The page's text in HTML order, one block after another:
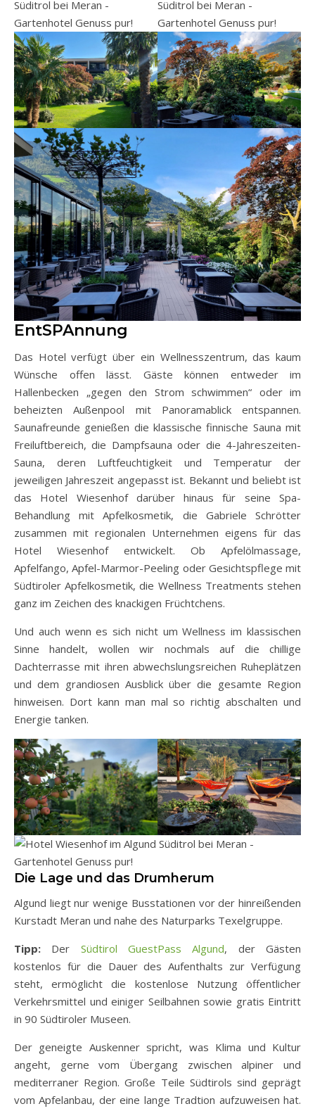
EntSPAnnung
Das Hotel verfügt über ein Wellnesszentrum, das kaum
Wünsche offen lässt. Gäste können entweder im
Hallenbecken „gegen den Strom schwimmen“ oder im
beheizten Außenpool mit Panoramablick entspannen.
Saunafreunde genießen die klassische finnische Sauna mit
Freiluftbereich, die Dampfsauna oder die 4-Jahreszeiten-
Sauna, deren Luftfeuchtigkeit und Temperatur der
jeweiligen Jahreszeit angepasst ist. Bekannt und beliebt ist
das Hotel Wiesenhof darüber hinaus für seine Spa-
Behandlung mit Apfelkosmetik, die Gabriele Schrötter
zusammen mit regionalen Unternehmen eigens für das
Hotel Wiesenhof entwickelt. Ob Apfelölmassage,
Apfelfango, Apfel-Marmor-Peeling oder Gesichtspflege mit
Südtiroler Apfelkosmetik, die Wellness Treatments stehen
ganz im Zeichen des knackigen Früchtchens.
Und auch wenn es sich nicht um Wellness im klassischen
Sinne handelt, wollen wir nochmals auf die chillige
Dachterrasse mit ihren abwechslungsreichen Ruheplätzen
und dem grandiosen Ausblick über die gesamte Region
hinweisen. Dort kann man mal so richtig abschalten und
Energie tanken.
Die Lage und das Drumherum
Algund liegt nur wenige Busstationen vor der hinreißenden
Kurstadt Meran und nahe des Naturparks Texelgruppe.
Tipp: Der Südtirol GuestPass Algund, der Gästen
kostenlos für die Dauer des Aufenthalts zur Verfügung
steht, ermöglicht die kostenlose Nutzung öffentlicher
Verkehrsmittel und einiger Seilbahnen sowie gratis Eintritt
in 90 Südtiroler Museen.
Der geneigte Auskenner spricht, was Klima und Kultur
angeht, gerne vom Übergang zwischen alpiner und
mediterraner Region. Große Teile Südtirols sind geprägt
vom Apfelanbau, der eine lange Tradtion aufzuweisen hat.